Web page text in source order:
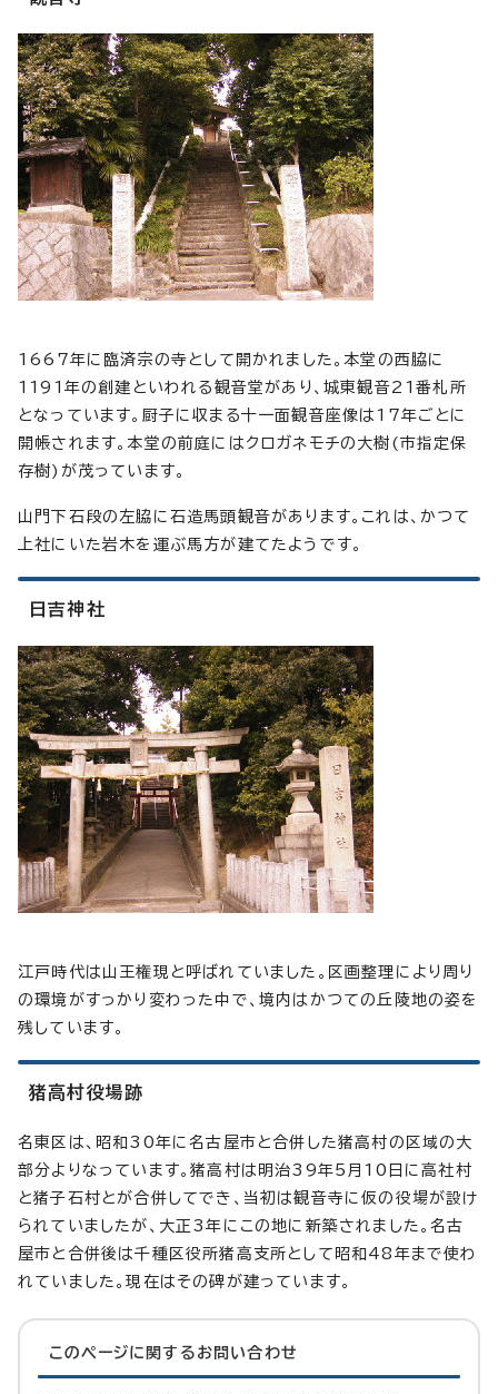
1667年に臨済宗の寺として開かれました。本堂の西脇に
1191年の創建といわれる観音堂があり、城東観音21番札所
となっています。厨子に収まる十一面観音座像は17年ごとに
開帳されます。本堂の前庭にはクロガネモチの大樹(市指定保
存樹)が茂っています。
山門下石段の左脇に石造馬頭観音があります。これは、かつて
上社にいた岩木を運ぶ馬方が建てたようです。
日吉神社
江戸時代は山王権現と呼ばれていました。区画整理により周り
の環境がすっかり変わった中で、境内はかつての丘陵地の姿を
残しています。
猪高村役場跡
名東区は、昭和30年に名古屋市と合併した猪高村の区域の大
部分よりなっています。猪高村は明治39年5月10日に高社村
と猪子石村とが合併してでき、当初は観音寺に仮の役場が設け
られていましたが、大正3年にこの地に新築されました。名古
屋市と合併後は千種区役所猪高支所として昭和48年まで使わ
れていました。現在はその碑が建っています。
このページに関する お問い合わせ